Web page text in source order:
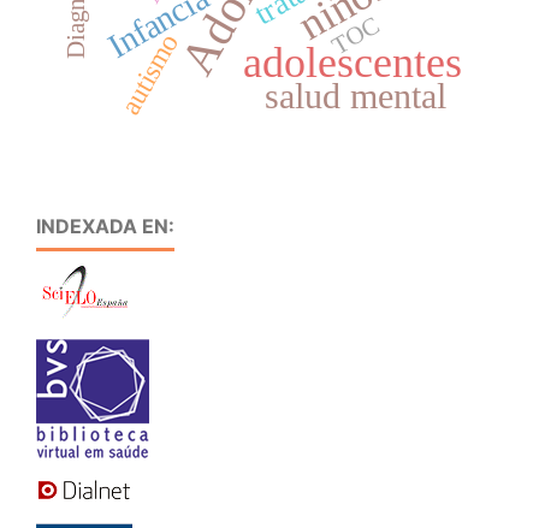
adolescentes
salud mental
Infancia
autismo TOC
INDEXADA EN: